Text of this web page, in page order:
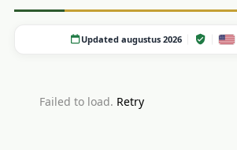
Updated augustus 2026
Failed to load. Retry